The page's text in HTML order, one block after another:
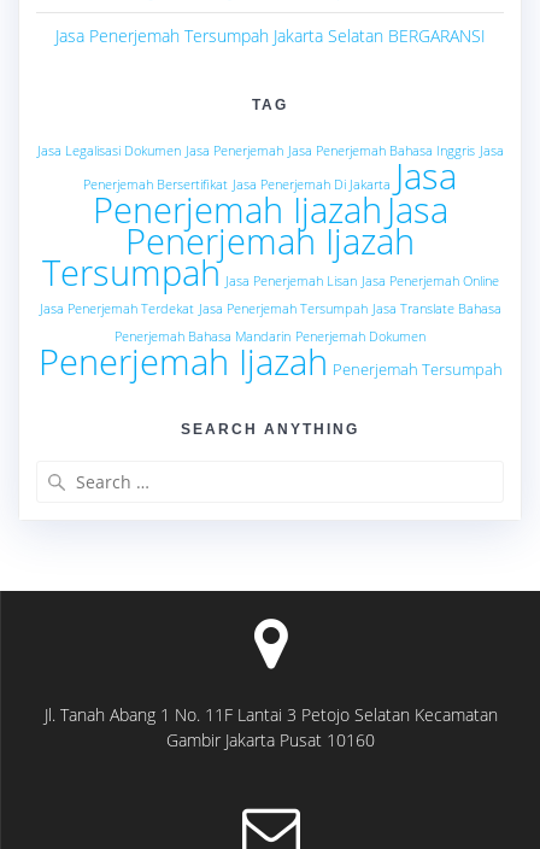
Jasa Penerjemah Tersumpah Jakarta Selatan BERGARANSI
TAG
Jasa Legalisasi Dokumen Jasa Penerjemah Jasa Penerjemah Bahasa Inggris Jasa
Penerjemah Bersertifikat Jasa Penerjemah Di Jakarta Jasa
Penerjemah Ijazah Jasa
Penerjemah Ijazah
Tersumpah Jasa Penerjemah Lisan Jasa Penerjemah Online
Jasa Penerjemah Terdekat Jasa Penerjemah Tersumpah Jasa Translate Bahasa
Penerjemah Bahasa Mandarin Penerjemah Dokumen
Penerjemah Ijazah Penerjemah Tersumpah
SEARCH ANYTHING
Jl. Tanah Abang 1 No. 11F Lantai 3 Petojo Selatan Kecamatan
Gambir Jakarta Pusat 10160